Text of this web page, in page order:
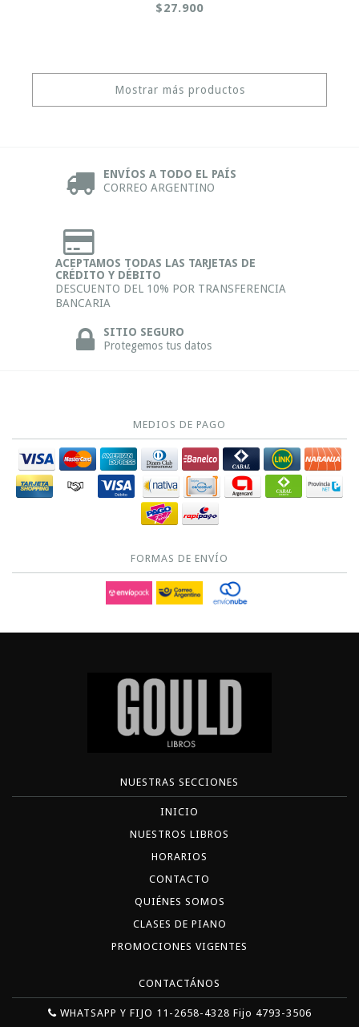
$27.900
Mostrar más productos
ENVÍOS A TODO EL PAÍS
CORREO ARGENTINO
ACEPTAMOS TODAS LAS TARJETAS DE
CRÉDITO Y DÉBITO
DESCUENTO DEL 10% POR TRANSFERENCIA
BANCARIA
SITIO SEGURO
Protegemos tus datos
MEDIOS DE PAGO
FORMAS DE ENVÍO
NUESTRAS SECCIONES
INICIO
NUESTROS LIBROS
HORARIOS
CONTACTO
QUIÉNES SOMOS
CLASES DE PIANO
PROMOCIONES VIGENTES
CONTACTÁNOS
WHATSAPP Y FIJO 11-2658-4328 Fijo 4793-3506